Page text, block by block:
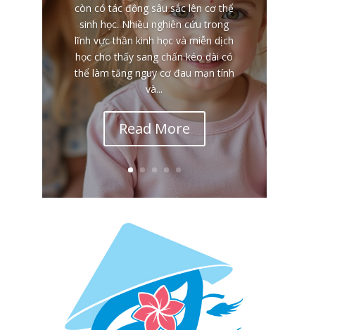
còn có tác động sâu sắc lên cơ thể
sinh học. Nhiều nghiên cứu trong
lĩnh vực thần kinh học và miễn dịch
học cho thấy sang chấn kéo dài có
thể làm tăng nguy cơ đau mạn tính
và...
Read More